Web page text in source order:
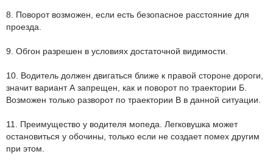
8. Поворот возможен, если есть безопасное расстояние для
проезда.
9. Обгон разрешен в условиях достаточной видимости.
10. Водитель должен двигаться ближе к правой стороне дороги,
значит вариант А запрещен, как и поворот по траектории Б.
Возможен только разворот по траектории В в данной ситуации.
11. Преимущество у водителя мопеда. Легковушка может
остановиться у обочины, только если не создает помех другим
при этом.